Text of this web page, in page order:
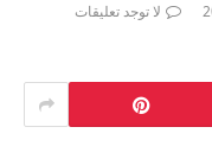
لا توجد تعليقات